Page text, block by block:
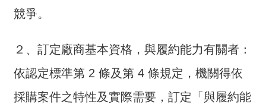
交
流
回
首
頁
競爭。
２、訂定廠商基本資格，與履約能力有關者：
依認定標準第 2 條及第 4 條規定，機關得依
採購案件之特性及實際需要，訂定「與履約能